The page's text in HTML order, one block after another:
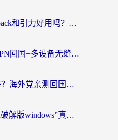
海外党必看：Quickback和引力好用吗？3分钟搞懂回国加速器怎么选
海外党必看：电视VPN回国+多设备无缝访问国内资源的实用指南
云极和GOGO哪个好？海外党亲测回国加速器选择指南（附iOS免费&Windows VPN实用技巧）
海外党别踩坑！“vpn破解版windows”真的能用？教你选对回国加速器无缝刷国内资源